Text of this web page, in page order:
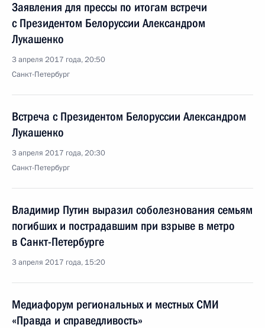
Заявления для прессы по итогам встречи
с Президентом Белоруссии Александром
Лукашенко
3 апреля 2017 года, 20:50
Санкт-Петербург
Встреча с Президентом Белоруссии Александром
Лукашенко
3 апреля 2017 года, 20:30
Санкт-Петербург
Владимир Путин выразил соболезнования семьям
погибших и пострадавшим при взрыве в метро
в Санкт-Петербурге
3 апреля 2017 года, 15:20
Медиафорум региональных и местных СМИ
«Правда и справедливость»